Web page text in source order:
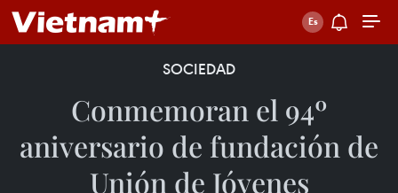
SOCIEDAD
Conmemoran el 94º
aniversario de fundación de
Unión de Jóvenes